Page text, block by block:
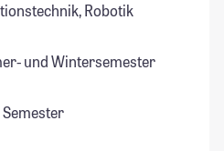
Robotik
und Wintersemester